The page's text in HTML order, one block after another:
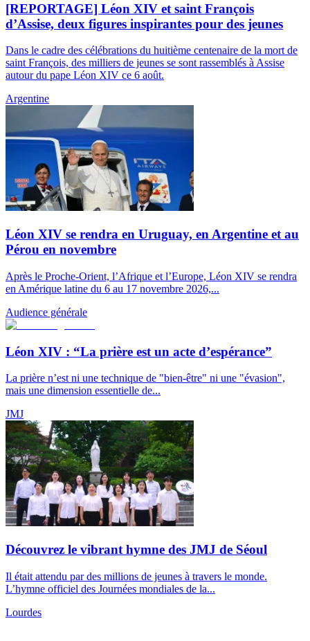
[REPORTAGE] Léon XIV et saint François
d’Assise, deux figures inspirantes pour des jeunes
Dans le cadre des célébrations du huitième centenaire de la mort de
saint François, des milliers de jeunes se sont rassemblés à Assise
autour du pape Léon XIV ce 6 août.
Argentine
Léon XIV se rendra en Uruguay, en Argentine et au
Pérou en novembre
Après le Proche-Orient, l’Afrique et l’Europe, Léon XIV se rendra
en Amérique latine du 6 au 17 novembre 2026,...
Audience générale
Léon XIV : “La prière est un acte d’espérance”
La prière n’est ni une technique de "bien-être" ni une "évasion",
mais une dimension essentielle de...
JMJ
Découvrez le vibrant hymne des JMJ de Séoul
Il était attendu par des millions de jeunes à travers le monde.
L’hymne officiel des Journées mondiales de la...
Lourdes